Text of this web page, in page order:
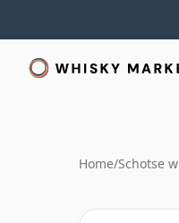
Home/Schotse